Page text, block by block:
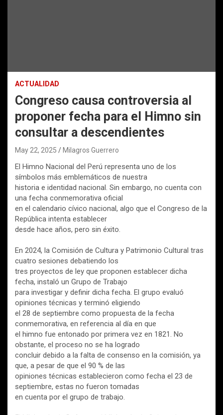
ACTUALIDAD
Congreso causa controversia al
proponer fecha para el Himno sin
consultar a descendientes
May 22, 2025 Milagros Guerrero
El Himno Nacional del Perú representa uno de los
símbolos más emblemáticos de nuestra
historia e identidad nacional. Sin embargo, no cuenta con
una fecha conmemorativa oficial
en el calendario cívico nacional, algo que el Congreso de la
República intenta establecer
desde hace años, pero sin éxito.
En 2024, la Comisión de Cultura y Patrimonio Cultural tras
cuatro sesiones debatiendo los
tres proyectos de ley que proponen establecer dicha
fecha, instaló un Grupo de Trabajo
para investigar y definir dicha fecha. El grupo evaluó
opiniones técnicas y terminó eligiendo
el 28 de septiembre como propuesta de la fecha
conmemorativa, en referencia al día en que
el himno fue entonado por primera vez en 1821. No
obstante, el proceso no se ha logrado
concluir debido a la falta de consenso en la comisión, ya
que, a pesar de que el 90 % de las
opiniones técnicas establecieron como fecha el 23 de
septiembre, estas no fueron tomadas
en cuenta por el grupo de trabajo.